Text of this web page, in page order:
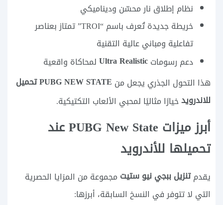
نظام إطلاق نار محسّن وديناميكي
خريطة جديدة تُعرف باسم “TROI” تمتاز بعناصر
تفاعلية ومباني عالية التقنية
دعم رسوماتUltra Realisticلمحاكاة واقعية
هذا التحول الجذري يجعل من
PUBG NEW STATE تحميل
للاندرويدخيارًا مثاليًا لمحبي الألعاب التكتيكية.
أبرز ميزات PUBG New State عند
تحميلها للأندرويد
يقدمتنزيل ببجي نيو ستيت مجموعة من المزايا الحصرية
التي لا تتوفر في النسخ السابقة، أبرزها: